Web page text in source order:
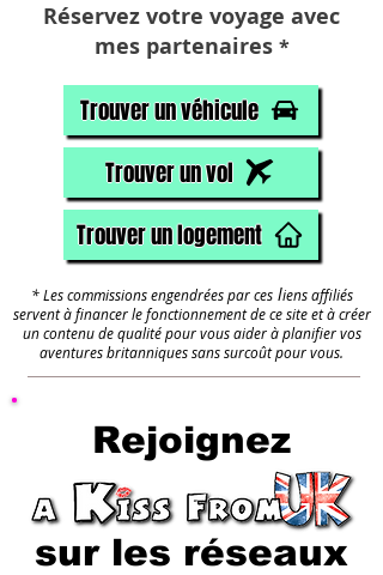
Réservez votre voyage avec
mes partenaires *
Trouver un véhicule
Trouver un vol
Trouver un logement
* Les commissions engendrées par cesliens affiliés
servent à financer le fonctionnement de ce site et à créer
un contenu de qualité pour vous aider à planifier vos
aventures britanniques sans surcoût pour vous.
Rejoignez
sur les réseaux